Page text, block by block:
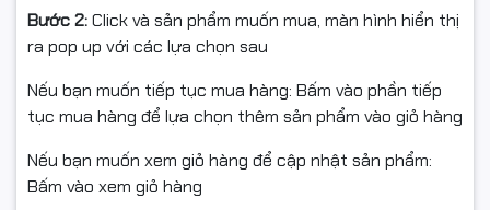
• Mã hộp mực: HP CE505A / CF280A
• Dùng cho máy in: HP LaserJet Pro P2030, P2035,
M401n, 400 M425dn, M425dw
• Màu sắc: Đen (Black)
• Tiêu chuẩn chất lượng: Sản xuất theo tiêu chuẩn
OEM, đạt chứng nhận STMC, CE, REACH, ROHS, ISO
Bước 2:Click và sản phẩm muốn mua, màn hình hiển thị
ra pop up với các lựa chọn sau
Nếu bạn muốn tiếp tục mua hàng: Bấm vào phần tiếp
tục mua hàng để lựa chọn thêm sản phẩm vào giỏ hàng
Nếu bạn muốn xem giỏ hàng để cập nhật sản phẩm:
Bấm vào xem giỏ hàng